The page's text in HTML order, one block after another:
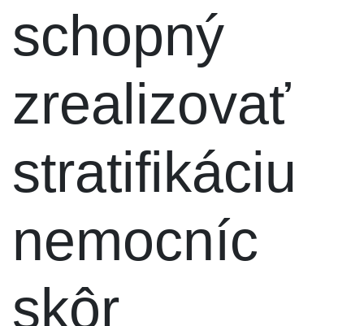
schopný
zrealizovať
stratifikáciu
nemocníc
skôr